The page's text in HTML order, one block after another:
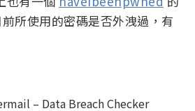
所使用的密碼是否外洩過，有
– Data Breach Checker